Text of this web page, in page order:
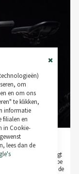
om
en om ons
te klikken,
informatie
filialen en
in Cookie-
lees dan de
Series overtuigt
celtechnologie (type
van 1,9 kg dankzij de